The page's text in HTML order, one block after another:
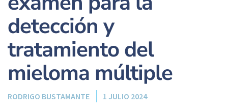
detección y
tratamiento del
mieloma múltiple
RODRIGO BUSTAMANTE 1 JULIO 2024